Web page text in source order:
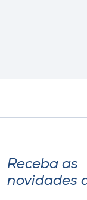
Receba as
novidades